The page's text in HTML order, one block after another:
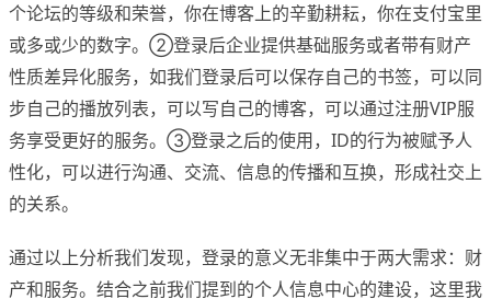
个论坛的等级和荣誉，你在博客上的辛勤耕耘，你在支付宝里
或多或少的数字。②登录后企业提供基础服务或者带有财产
性质差异化服务，如我们登录后可以保存自己的书签，可以同
步自己的播放列表，可以写自己的博客，可以通过注册VIP服
务享受更好的服务。③登录之后的使用，ID的行为被赋予人
性化，可以进行沟通、交流、信息的传播和互换，形成社交上
的关系。
通过以上分析我们发现，登录的意义无非集中于两大需求：财
产和服务。结合之前我们提到的个人信息中心的建设，这里我